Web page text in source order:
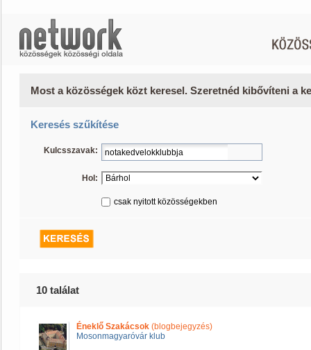
Most a közösségek közt keresel. Szeretnéd kibővíteni a
Keresés szűkítése
Kulcsszavak:
Hol:
csak nyitott közösségekben
10 találat
Éneklő Szakácsok (blogbejegyzés)
Mosonmagyaróvár klub